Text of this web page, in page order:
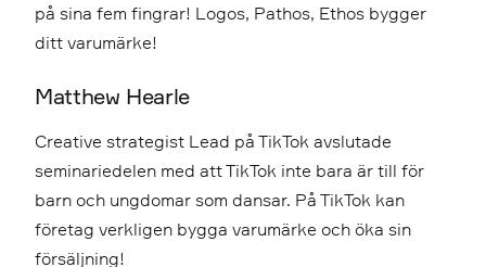
på sina fem fingrar! Logos, Pathos, Ethos bygger
ditt varumärke!
Matthew Hearle
Creative strategist Lead på TikTok avslutade
seminariedelen med att TikTok inte bara är till för
barn och ungdomar som dansar. På TikTok kan
företag verkligen bygga varumärke och öka sin
försäljning!